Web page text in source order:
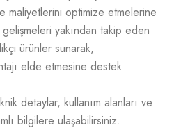
maliyetlerini optimize etmelerine
yakından takip eden
ürünler sunarak,
elde etmesine destek
detaylar, kullanım alanları ve
bilgilere ulaşabilirsiniz.